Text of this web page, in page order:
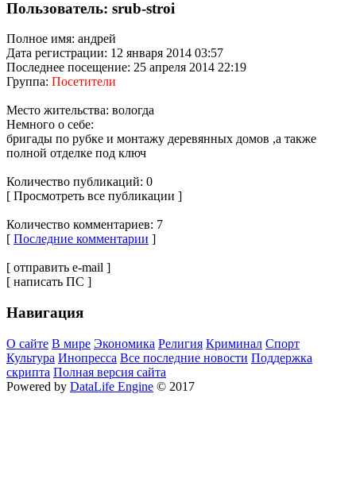
Пользователь: srub-stroi
Полное имя: андрей
Дата регистрации: 12 января 2014 03:57
Последнее посещение: 25 апреля 2014 22:19
Группа: Посетители
Место жительства: вологда
Немного о себе:
бригады по рубке и монтажу деревянных домов ,а также
полной отделке под ключ
Количество публикаций: 0
[ Просмотреть все публикации ]
Количество комментариев: 7
[ Последние комментарии ]
[ отправить e-mail ]
[ написать ПС ]
Навигация
О сайте В мире Экономика Религия Криминал Спорт
Культура Инопресса Все последние новости Поддержка
скрипта Полная версия сайта
Powered by DataLife Engine © 2017